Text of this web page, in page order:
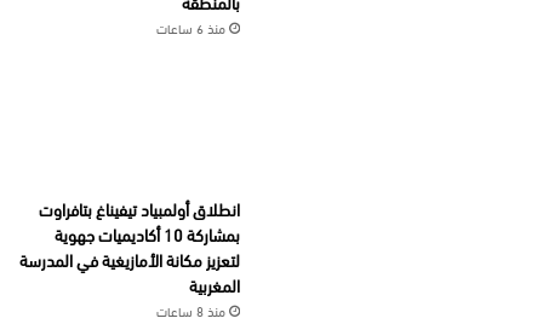
منذ 6 ساعات
انطلاق أولمبياد تيفيناغ بتافراوت
بمشاركة 10 أكاديميات جهوية
لتعزيز مكانة الأمازيغية في المدرسة
المغربية
منذ 8 ساعات